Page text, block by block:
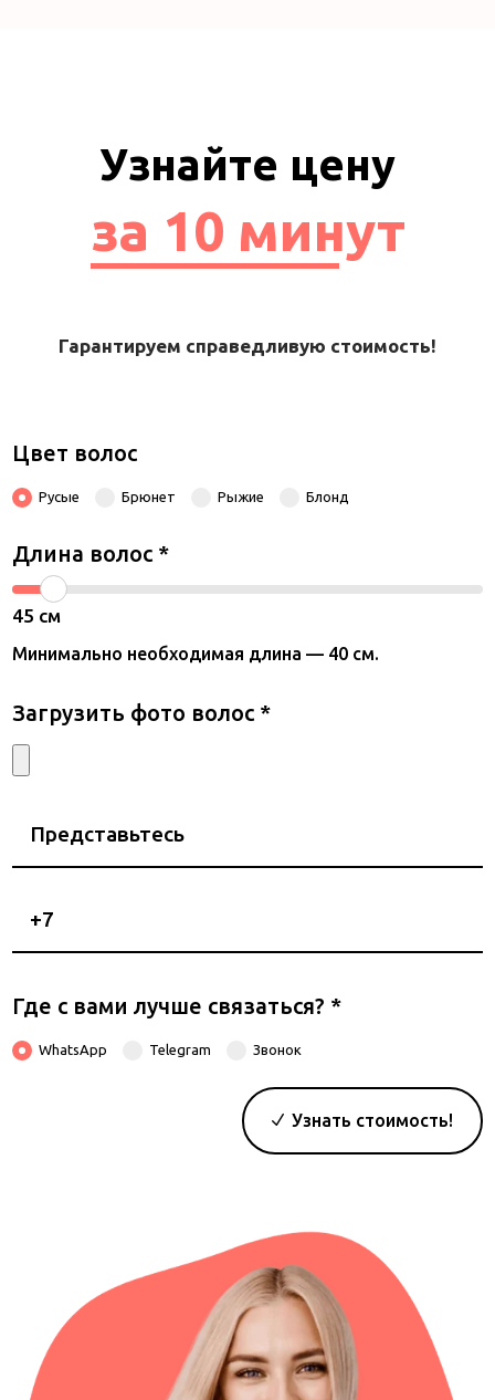
Узнайте цену
за 10 минут
Гарантируем справедливую стоимость!
Цвет волос
Русые Брюнет Рыжие Блонд
Длина волос *
45 см
Минимально необходимая длина — 40 см.
Загрузить фото волос *
телефона
Где с вами лучше связаться? *
WhatsApp Telegram Звонок
Узнать стоимость!